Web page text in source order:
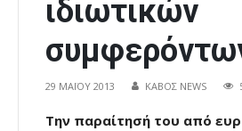
ιδιωτικών
29 ΜΑΪ́ΟΥ 2013 ΚΑΒΟΣ NEWS
Την παραίτησή του από